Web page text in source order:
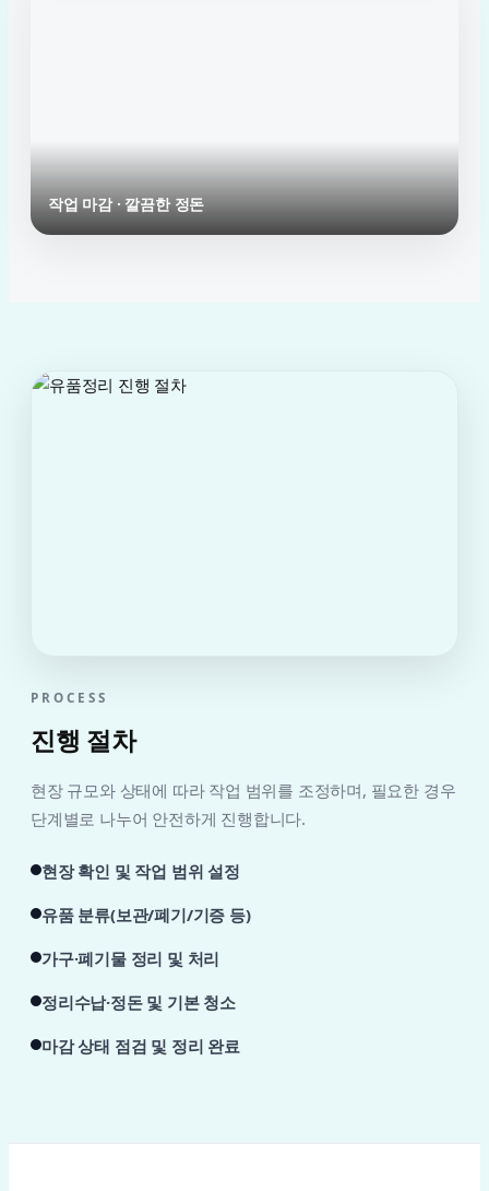
작업 마감 · 깔끔한 정돈
PROCESS
진행 절차
현장 규모와 상태에 따라 작업 범위를 조정하며, 필요한 경우
단계별로 나누어 안전하게 진행합니다.
현장 확인 및 작업 범위 설정
유품 분류(보관/폐기/기증 등)
가구·폐기물 정리 및 처리
정리수납·정돈 및 기본 청소
마감 상태 점검 및 정리 완료